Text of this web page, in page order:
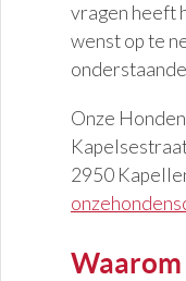
vragen heeft
wenst op te
Onze
2950